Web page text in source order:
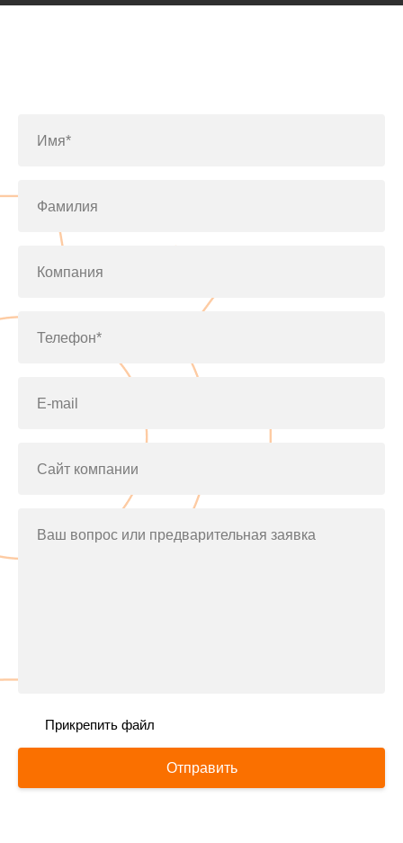
Имя*
Фамилия
Компания
Телефон*
E-mail
Сайт компании
Ваш вопрос или предварительная заявка
Прикрепить файл
Отправить